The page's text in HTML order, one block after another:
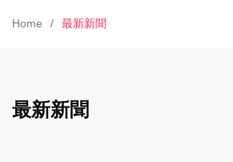
Home 最新新聞
最新新聞